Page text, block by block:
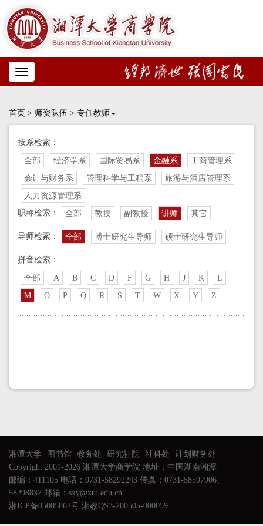
Toggle
navigation
首页 > 师资队伍 > 专任教师
按系检索：
全部 经济学系 国际贸易系 金融系
工商管理系
会计与财务系
管理科学与工程系
旅游与酒店管理系
人力资源管理系
职称检索：
全部 教授 副教授 讲师 其它
导师检索： 全部 博士研究生导师 硕士研究生导师
拼音检索：
全部 A B C D F G H J K
L
M
O P Q R S T W X Y Z
湘潭大学 图书馆 教务处 研究社院 社科处
计划财务处
Copyright 2001-2026 湘潭大学商学院 地址：中国湖南湘潭
邮编：411105 电话：0731-58292243 传真：0731-58597906、
58298837 邮箱：sxy@xtu.edu.cn
湘ICP备05005862号 湘教QS3-200505-000059